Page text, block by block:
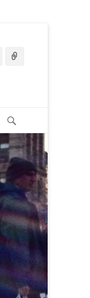
Instagram